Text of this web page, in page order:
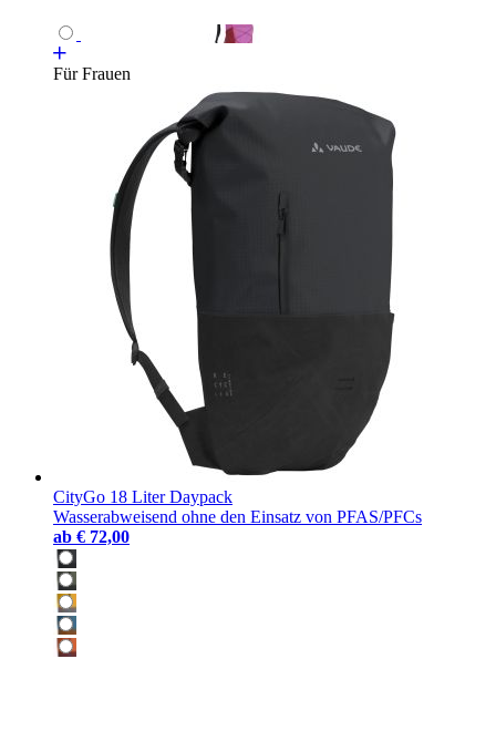
Für Frauen
CityGo 18 Liter Daypack
Wasserabweisend ohne den Einsatz von PFAS/PFCs
ab € 72,00